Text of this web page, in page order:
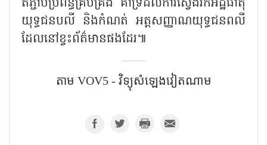
យុទ្ធជនបលី និងកំណត់ អត្តសញ្ញាណយុទ្ធជនពលី
ដែលនៅខ្វះព័ត៌មានផងដែរ៕
តាម VOV5 - វិទ្យុសំឡេង​វៀតណាម